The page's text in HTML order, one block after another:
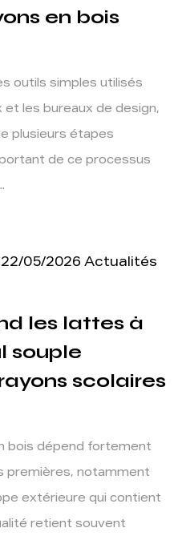
en bois
outils simples utilisés
et les bureaux de design,
plusieurs étapes
de ce processus
22/05/2026 Actualités
les lattes à
souple
scolaires
bois dépend fortement
premières, notamment
extérieure qui contient
retient souvent